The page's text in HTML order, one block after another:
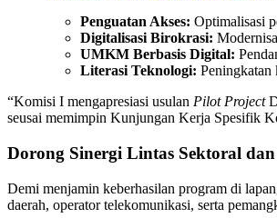
Penguatan Akses: Optimalisasi
Digitalisasi Birokrasi:
UMKM Berbasis Digital:
Literasi Teknologi: Peningkatan
“Komisi I mengapresiasi usulan Pilot Project
seusai memimpin Kunjungan Kerja Spesifik
Dorong Sinergi Lintas Sektoral
Demi menjamin keberhasilan program di
daerah, operator telekomunikasi, serta